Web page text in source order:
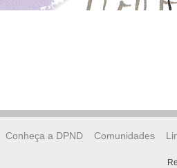
Conheça a DPND Comunidades